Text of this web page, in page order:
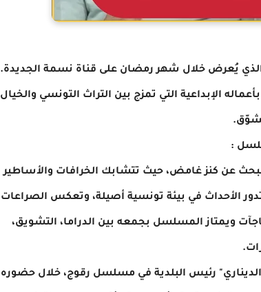
الذي يُعرض خلال شهر رمضان على قناة نسمة الجديدة.
الإبداعية التي تمزج بين التراث التونسي والخيال
:
عن كنز غامض، حيث تتشابك الخرافات والأساطير
الأحداث في بيئة تونسية أصيلة، وتعكس الصراعات
ويمتاز المسلسل بجمعه بين الدراما، التشويق،
رئيس البلدية في مسلسل رقوج، خلال حضوره